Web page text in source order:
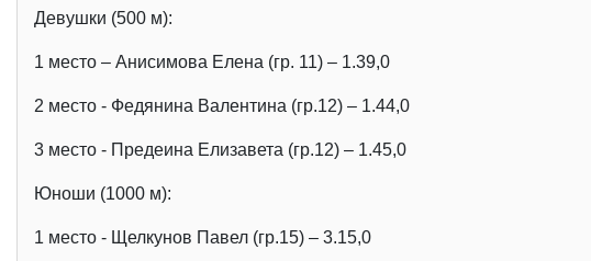
Девушки (500 м):
1 место – Анисимова Елена (гр. 11) – 1.39,0
2 место - Федянина Валентина (гр.12) – 1.44,0
3 место - Предеина Елизавета (гр.12) – 1.45,0
Юноши (1000 м):
1 место - Щелкунов Павел (гр.15) – 3.15,0